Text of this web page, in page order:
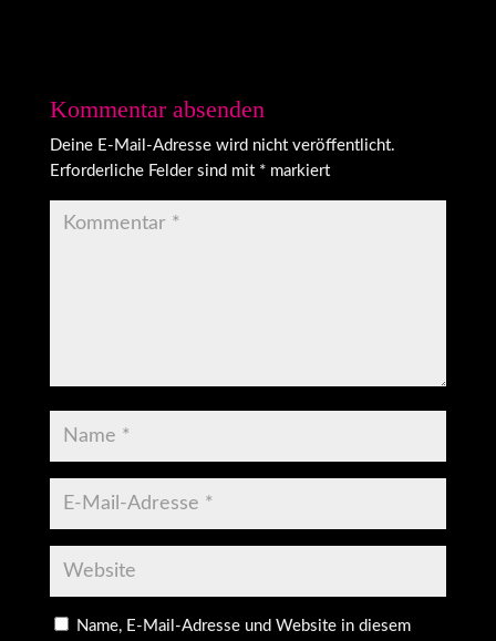
Kommentar absenden
Deine E-Mail-Adresse wird nicht veröffentlicht.
Erforderliche Felder sind mit *markiert
Name, E-Mail-Adresse und Website in diesem